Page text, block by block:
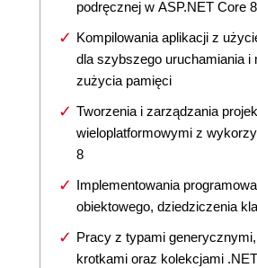
podręcznej w ASP.NET Core 8
Kompilowania aplikacji z
dla szybszego uruchamiania i
zużycia pamięci
Tworzenia i zarządzania
wieloplatformowymi z
8
Implementowania
obiektowego, dziedziczenia
Pracy z typami
krotkami oraz kolekcjami .NET